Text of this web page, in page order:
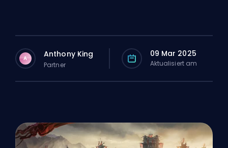
A Anthony King
Partner
09 Mar 2025
Aktualisiert am